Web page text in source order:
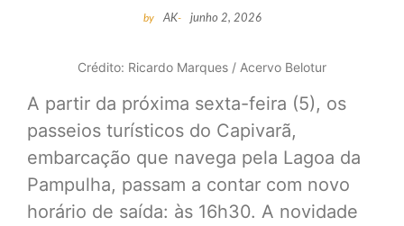
by AK- junho 2, 2026
Crédito: Ricardo Marques / Acervo Belotur
A partir da próxima sexta-feira (5), os
passeios turísticos do Capivarã,
embarcação que navega pela Lagoa da
Pampulha, passam a contar com novo
horário de saída: às 16h30. A novidade